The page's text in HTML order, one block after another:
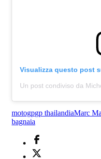
Visualizza questo post
motogpgp thailandiaMarc
bagnaia